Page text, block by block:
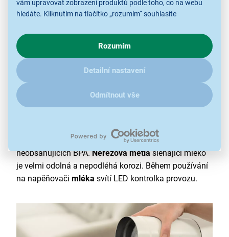
vám upravovat zobrazení produktů podle toho, co na webu
hledáte. Kliknutím na tlačítko „rozumím“ souhlasíte
chování na webu pro zobrazení cílených reklam. Pokud vás
zajímají detaily, jak u nás s cookies a dalšími údaji pracujeme,
kliknětesem.
Rozumím
Detailní nastavení
Odmítnout vše
Funkční design
čistá a nezachytává se na ní mléčná bílkovina.
je vyroben z kvalitních materiálů
neobsahujících BPA.Nerezová metlašlehající mléko
je velmi odolná a nepodléhá korozi. Během používání
na napěňovači mléka svítí LED kontrolka provozu.